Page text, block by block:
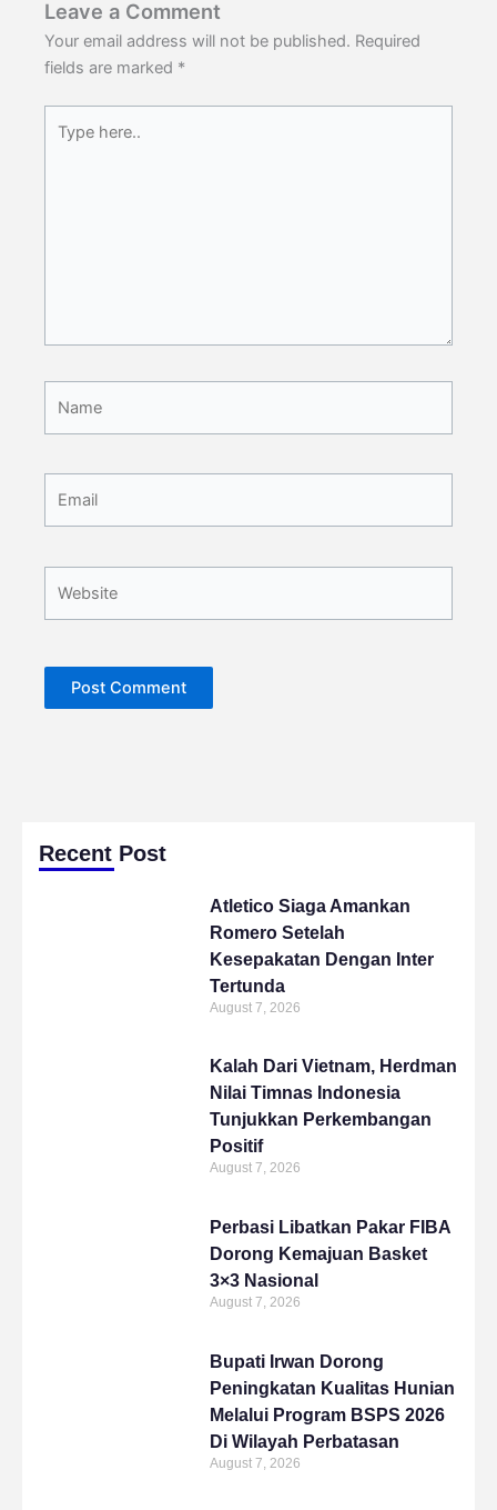
Leave a Comment
Your email address will not be published. Required
fields are marked *
here..
Recent Post
Atletico Siaga Amankan
Romero Setelah
Kesepakatan Dengan Inter
Tertunda
August 7, 2026
Kalah Dari Vietnam, Herdman
Nilai Timnas Indonesia
Tunjukkan Perkembangan
Positif
August 7, 2026
Perbasi Libatkan Pakar FIBA
Dorong Kemajuan Basket
3×3 Nasional
August 7, 2026
Bupati Irwan Dorong
Peningkatan Kualitas Hunian
Melalui Program BSPS 2026
Di Wilayah Perbatasan
August 7, 2026